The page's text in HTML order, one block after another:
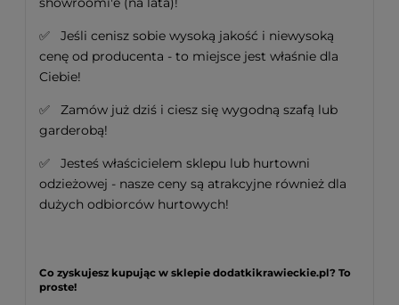
✅ Jeśli cenisz sobie wysoką jakość i niewysoką
cenę od producenta - to miejsce jest właśnie dla
Ciebie!
✅ Zamów już dziś i ciesz się wygodną szafą lub
garderobą!
✅ Jesteś właścicielem sklepu lub hurtowni
odzieżowej - nasze ceny są atrakcyjne również dla
dużych odbiorców hurtowych!
Co zyskujesz kupując w sklepie dodatkikrawieckie.pl? To
proste!